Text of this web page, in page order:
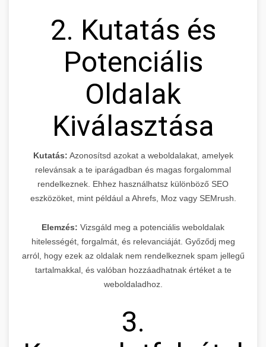
2. Kutatás és
Potenciális
Oldalak
Kiválasztása
Kutatás: Azonosítsd azokat a weboldalakat, amelyek
relevánsak a te iparágadban és magas forgalommal
rendelkeznek. Ehhez használhatsz különböző SEO
eszközöket, mint például a Ahrefs, Moz vagy SEMrush.
Elemzés: Vizsgáld meg a potenciális weboldalak
hitelességét, forgalmát, és relevanciáját. Győződj meg
arról, hogy ezek az oldalak nem rendelkeznek spam jellegű
tartalmakkal, és valóban hozzáadhatnak értéket a te
weboldaladhoz.
3.